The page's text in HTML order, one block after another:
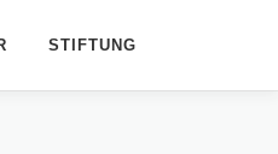
STIFTUNG